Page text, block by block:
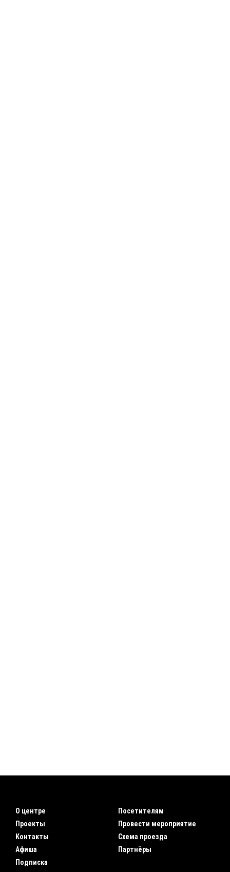
О центре
Проекты
Контакты
Афиша
Подписка
Посетителям
Провести мероприятие
Схема проезда
Партнёры